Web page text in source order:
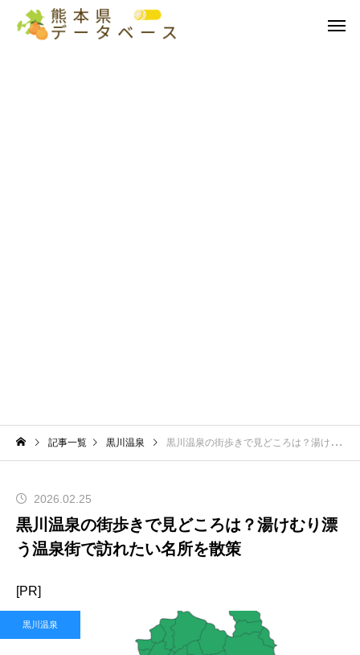
記事一覧 黒川温泉 黒川温泉の街歩きで見どころは？湯けむり漂う温泉街で訪れたい名所を散策
2026.02.25
黒川温泉の街歩きで見どころは？湯けむり漂
う温泉街で訪れたい名所を散策
[PR]
黒川温泉